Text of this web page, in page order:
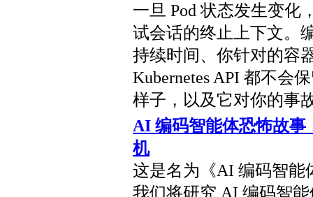
一旦 Pod 状态发生变化
试会话的终止上下文。
持续时间、你针对的容
Kubernetes API 都不会
样子，以及它对你的事
AI 编码智能体恐怖故事
机
这是名为《AI 编码智能
我们将研究 AI 编码智